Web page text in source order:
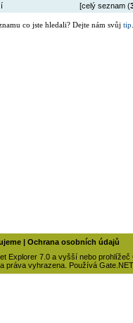
[celý seznam (
co jste hledali? Dejte nám svůj tip
Ochrana osobních údajů
Explorer 7.0 a vyšší nebo prohlížeč
práva vyhrazena. Používá